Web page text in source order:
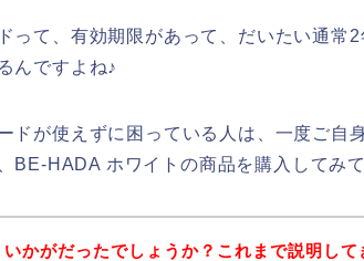
って、有効期限があって、だいたい通常
んですよね♪
ドが使えずに困っている人は、一度ご自
BE-HADA ホワイトの商品を購入してみ
いかがだったでしょうか？これまで説明し